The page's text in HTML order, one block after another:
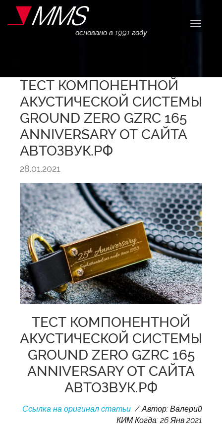
основано в 1991 году
ТЕСТ КОМПОНЕНТНОЙ
АКУСТИЧЕСКОЙ СИСТЕМЫ
GROUND ZERO GZRC 165
ANNIVERSARY ОТ САЙТА
АВТОЗВУК.РФ
28.01.2021
ТЕСТ КОМПОНЕНТНОЙ
АКУСТИЧЕСКОЙ СИСТЕМЫ
GROUND ZERO GZRC 165
ANNIVERSARY ОТ САЙТА
АВТОЗВУК.РФ
Ссылка на оригинал статьи / Автор: Валерий
КИМ Когда: 26 Янв 2021